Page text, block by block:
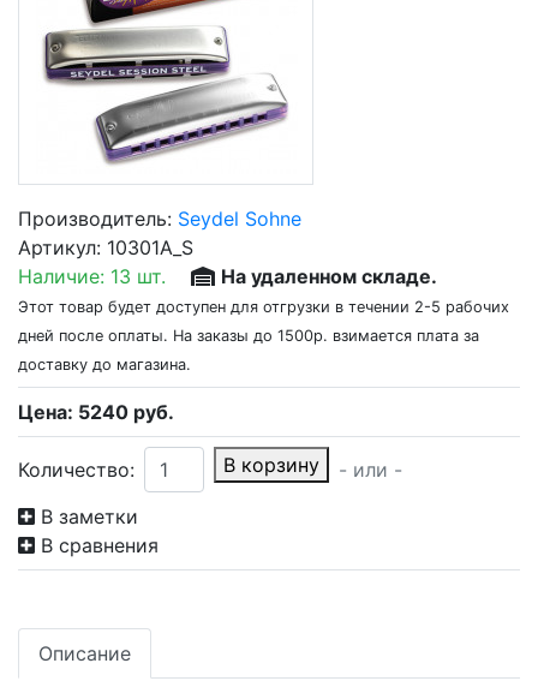
Производитель: Seydel Sohne
Артикул: 10301A_S
Наличие: 13 шт. На удаленном складе.
Этот товар будет доступен для отгрузки в течении 2-5 рабочих
дней после оплаты. На заказы до 1500р. взимается плата за
доставку до магазина.
Цена: 5240 руб.
Количество: В корзину
- или -
В заметки
В сравнения
Описание